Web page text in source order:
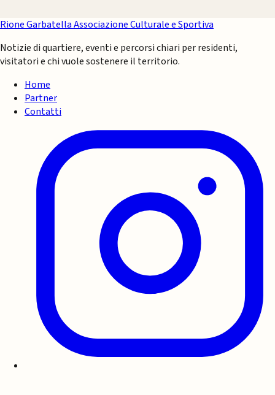
Rione GarbatellaAssociazione Culturale e Sportiva
Notizie di quartiere, eventi e percorsi chiari per residenti,
visitatori e chi vuole sostenere il territorio.
Home
Partner
Contatti